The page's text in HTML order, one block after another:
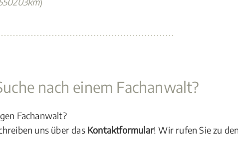
nach einem Fachanwalt?
Fachanwalt?
uns über das Kontaktformular! Wir rufen Sie zu